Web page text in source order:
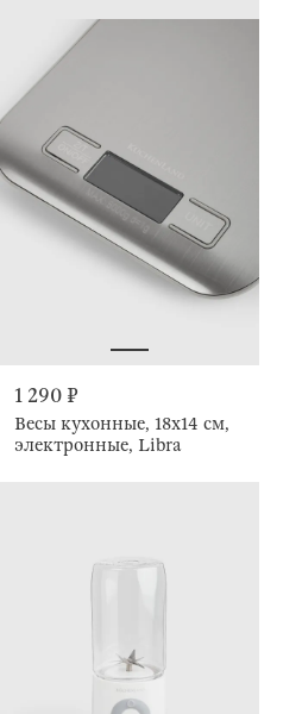
1 290 ₽
Весы кухонные, 18х14 см,
электронные, Libra